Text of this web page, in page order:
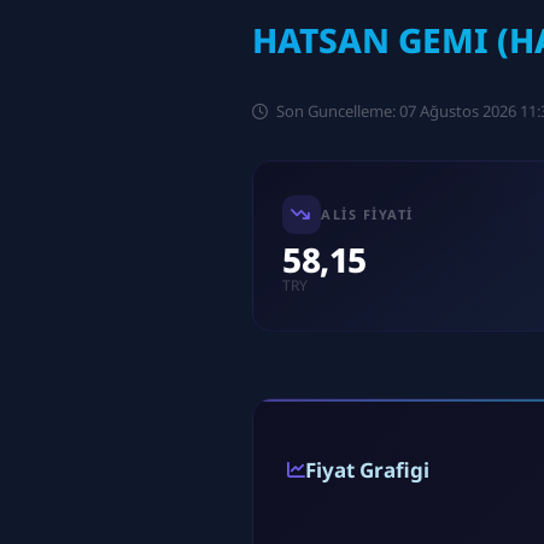
HATSAN GEMI
Son Guncelleme: 07 Ağustos 2026
ALIS FIYATI
58,15
TRY
Fiyat Grafigi